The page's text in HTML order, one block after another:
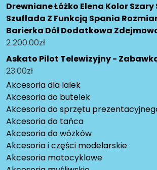
Drewniane Łóżko Elena Kolor
Szuflada Z Funkcją Spania Rozmiar
Barierka Dół Dodatkowa
2 200.00zł
Askato Pilot Telewizyjny -
23.00zł
Akcesoria dla lalek
Akcesoria do butelek
Akcesoria do sprzętu
Akcesoria do tańca
Akcesoria do wózków
Akcesoria i części modelarskie
Akcesoria motocyklowe